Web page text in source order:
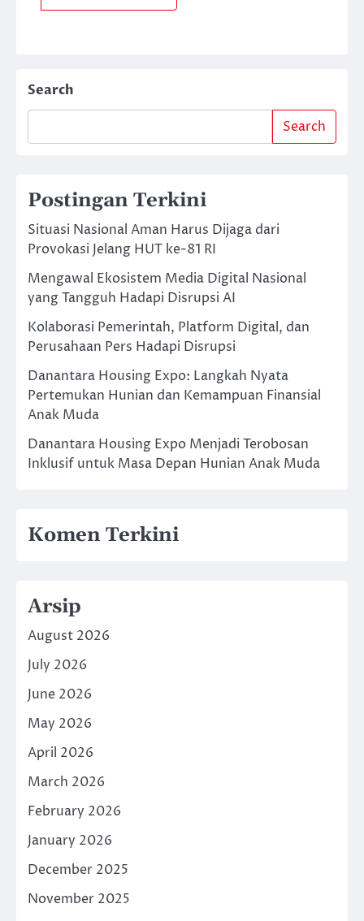
Search
Search
Postingan Terkini
Situasi Nasional Aman Harus Dijaga dari
Provokasi Jelang HUT ke-81 RI
Mengawal Ekosistem Media Digital Nasional
yang Tangguh Hadapi Disrupsi AI
Kolaborasi Pemerintah, Platform Digital, dan
Perusahaan Pers Hadapi Disrupsi
Danantara Housing Expo: Langkah Nyata
Pertemukan Hunian dan Kemampuan Finansial
Anak Muda
Danantara Housing Expo Menjadi Terobosan
Inklusif untuk Masa Depan Hunian Anak Muda
Komen Terkini
Arsip
August 2026
July 2026
June 2026
May 2026
April 2026
March 2026
February 2026
January 2026
December 2025
November 2025